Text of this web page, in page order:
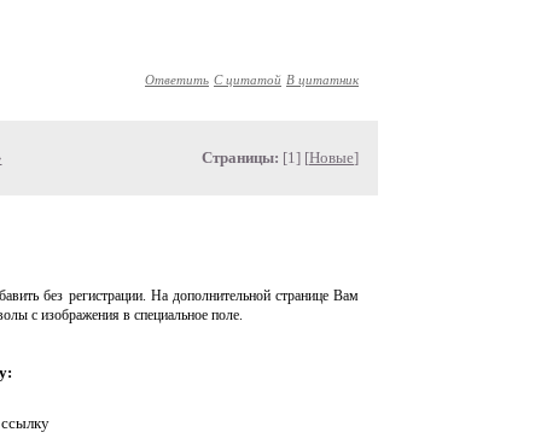
Ответить С цитатой В цитатник
Страницы: [1] [Новые]
без регистрации. На дополнительной странице Вам
с изображения в специальное поле.